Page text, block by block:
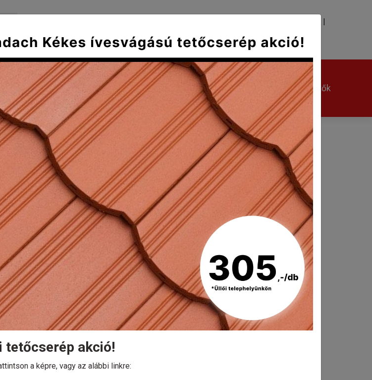
Mediterran
Plus
Tradícionális Kerámia kiegészítők Egyéb kiegészítők
kezdő gerinccserép 17 cm
17 cm
egyik fő különlegessége, hogy a cserép élének homogén kialakítása
fedésképet, közel fele akkora anyagszükséglettel négyzetméterenként.
ellenállóvá teszi a környezeti hatássokkal szemben.
Kosárba
tetőcserép akció!
a képre, vagy az alábbi linkre: